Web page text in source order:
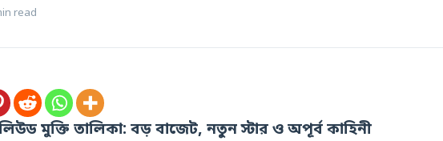
read
মুক্তি তালিকা: বড় বাজেট, নতুন স্টার ও অপূর্ব কাহিনী